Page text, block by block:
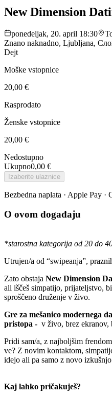
New Dimension
ponedeljak, 20. april 18:30
Znano naknadno, Ljubljana,
Dejt
Moške vstopnice
20,00 €
Rasprodato
Ženske vstopnice
20,00 €
Nedostupno
Ukupno0,00 €
Izaberite ulaznice
Bezbedna naplata · Apple Pay ·
O ovom događaju
*starostna kategorija od 20 do
Utrujen/a od “swipeanja”,
Zato obstaja New Dimension
ali iščeš simpatijo, prijateljstvo,
sproščeno druženje v živo.
Gre za mešanico modernega
pristopa - v živo, brez ekranov,
Pridi sam/a, z najboljšim
ve? Z novim kontaktom,
idejo ali pa samo z novo
Kaj lahko pričakuješ?